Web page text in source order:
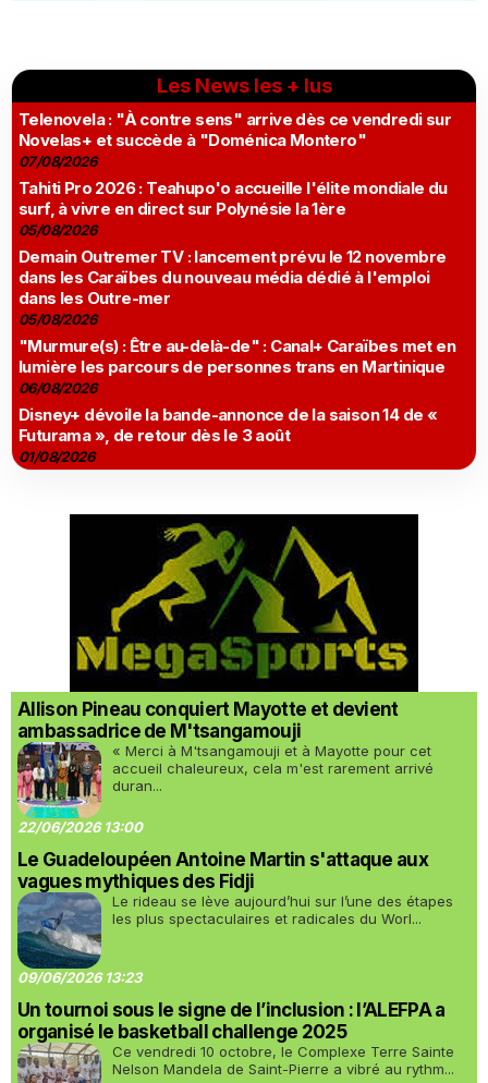
Les News les + lus
Telenovela : "À contre sens" arrive dès ce vendredi sur
Novelas+ et succède à "Doménica Montero"
07/08/2026
Tahiti Pro 2026 : Teahupo'o accueille l'élite mondiale du
surf, à vivre en direct sur Polynésie la 1ère
05/08/2026
Demain Outremer TV : lancement prévu le 12 novembre
dans les Caraïbes du nouveau média dédié à l'emploi
dans les Outre-mer
05/08/2026
"Murmure(s) : Être au-delà-de" : Canal+ Caraïbes met en
lumière les parcours de personnes trans en Martinique
06/08/2026
Disney+ dévoile la bande-annonce de la saison 14 de «
Futurama », de retour dès le 3 août
01/08/2026
Allison Pineau conquiert Mayotte et devient
ambassadrice de M'tsangamouji
« Merci à M'tsangamouji et à Mayotte pour cet
accueil chaleureux, cela m'est rarement arrivé
duran...
22/06/2026 13:00
Le Guadeloupéen Antoine Martin s'attaque aux
vagues mythiques des Fidji
Le rideau se lève aujourd’hui sur l’une des étapes
les plus spectaculaires et radicales du Worl...
09/06/2026 13:23
Un tournoi sous le signe de l’inclusion : l’ALEFPA a
organisé le basketball challenge 2025
Ce vendredi 10 octobre, le Complexe Terre Sainte
Nelson Mandela de Saint-Pierre a vibré au rythm...